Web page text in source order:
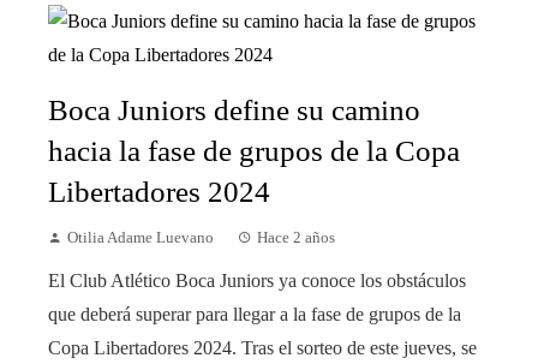
Boca Juniors define su camino
hacia la fase de grupos de la Copa
Libertadores 2024
Otilia Adame Luevano Hace 2 años
El Club Atlético Boca Juniors ya conoce los obstáculos
que deberá superar para llegar a la fase de grupos de la
Copa Libertadores 2024. Tras el sorteo de este jueves, se